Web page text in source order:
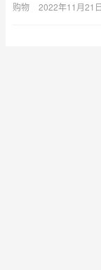
里？下面…
购物 2022年11月21日